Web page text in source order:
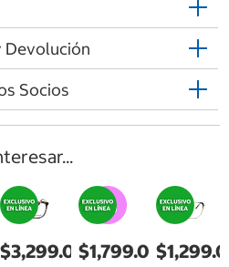
Devolución
Socios
$3,299.00$1,799.00